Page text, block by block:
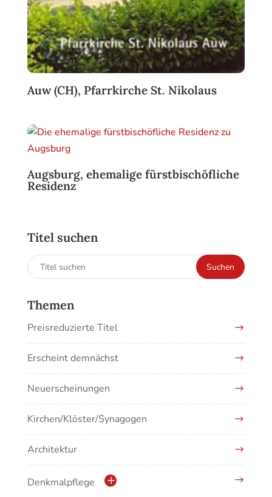
Auw (CH), Pfarrkirche St. Nikolaus
Augsburg, ehemalige fürstbischöfliche
Residenz
Titel suchen
Suchen
nach:
Suchen
Themen
Preisreduzierte Titel
Erscheint demnächst
Neuerscheinungen
Kirchen/Klöster/Synagogen
Architektur
Denkmalpflege